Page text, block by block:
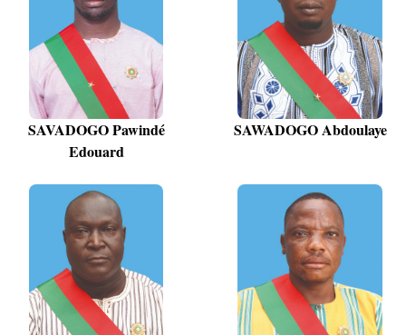
SAVADOGO Pawindé
Edouard
SAWADOGO Abdoulaye